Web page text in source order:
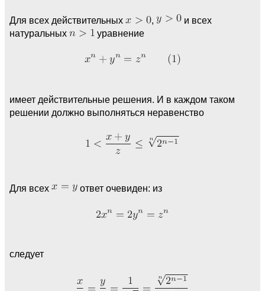
Для всех действительных ,
и всех
натуральных
уравнение
имеет действительные решения. И в каждом таком
решении должно выполняться неравенство
Для всех ответ очевиден: из
следует